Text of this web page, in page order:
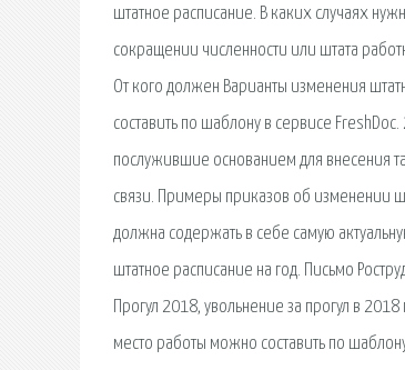
штатное расписание. В каких случаях
сокращении численности или штата
От кого должен Варианты изменения
составить по шаблону в сервисе
послужившие основанием для внесения
связи. Примеры приказов об изменении
должна содержать в себе самую
штатное расписание на год. Письмо
Прогул 2018, увольнение за прогул в
место работы можно составить по